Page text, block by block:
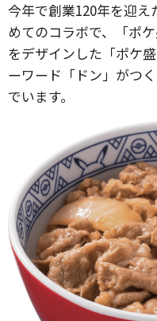
今年で創業120年を迎
めてのコラボで、「ポ
をデザインした「ポケ
ーワード「ドン」がつ
でいます。